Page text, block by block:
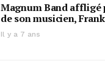
Magnum Band affligé
de son musicien,
Il y a 7 ans